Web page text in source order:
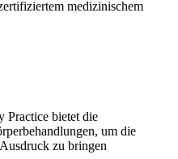
medizinischem
Practice bietet die
um die
zu bringen